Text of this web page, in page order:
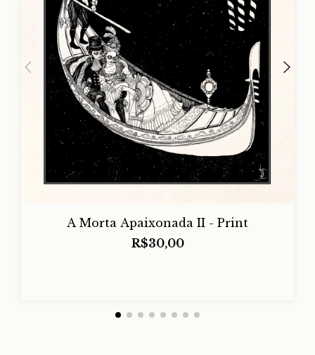
A Morta Apaixonada II - Print
R$30,00